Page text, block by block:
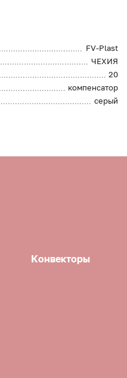
FV-Plast
ЧЕХИЯ
20
компенсатор
серый
Конвекторы